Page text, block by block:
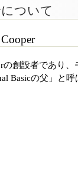
ついて
の創設者であり、
Basicの父」と